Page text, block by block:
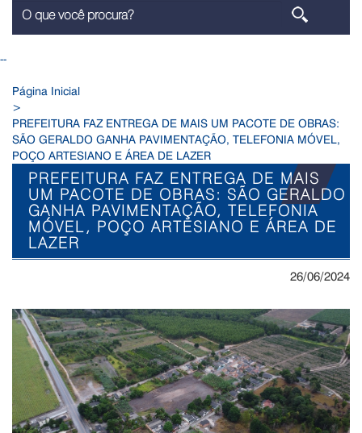
--
Página Inicial
>
PREFEITURA FAZ ENTREGA DE MAIS UM PACOTE DE OBRAS:
SÃO GERALDO GANHA PAVIMENTAÇÃO, TELEFONIA MÓVEL,
POÇO ARTESIANO E ÁREA DE LAZER
PREFEITURA FAZ ENTREGA DE MAIS
UM PACOTE DE OBRAS: SÃO GERALDO
GANHA PAVIMENTAÇÃO, TELEFONIA
MÓVEL, POÇO ARTESIANO E ÁREA DE
LAZER
26/06/2024